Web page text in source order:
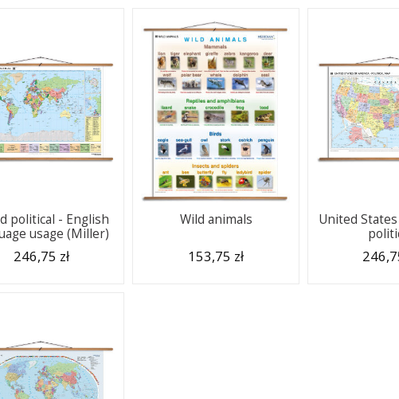
political - English
usage (Miller)
246,75 zł
Wild animals
153,75 zł
United